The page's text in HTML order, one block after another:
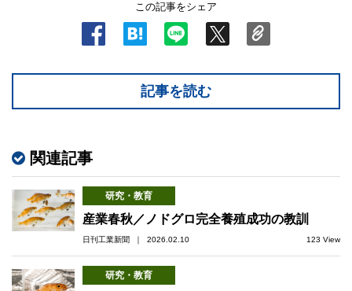
この記事をシェア
記事を読む
関連記事
研究・教育
産業春秋／ノドグロ完全養殖成功の教訓
日刊工業新聞 ｜ 2026.02.10 123 View
研究・教育